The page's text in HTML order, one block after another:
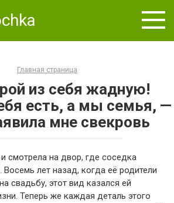
Главная страница
из себя жадную!
есть, а мы семья, —
мне свекровь
смотрела на двор, где соседка
Восемь лет назад, когда её родители
свадьбу, этот вид казался ей
Теперь же каждая деталь этого